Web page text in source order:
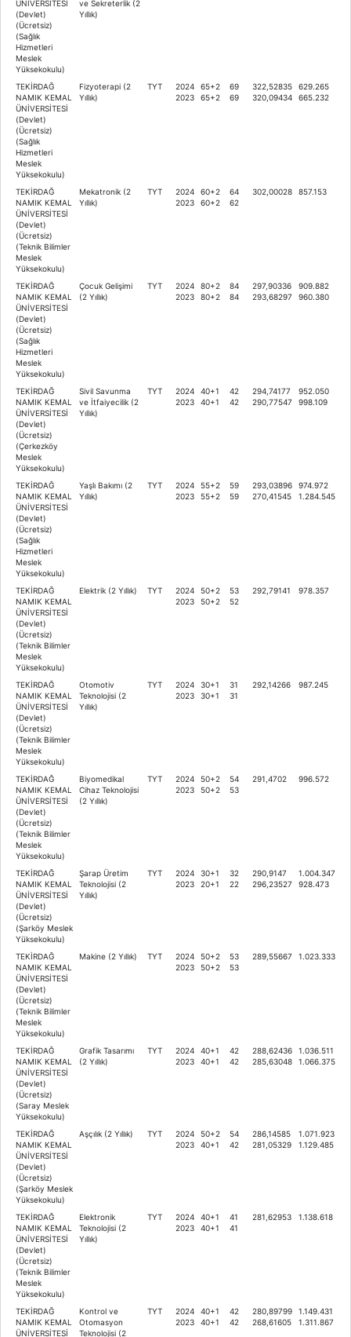
ÜNİVERSİTESİ
(Devlet)
(Ücretsiz)
(Sağlık
Hizmetleri
Meslek
Yüksekokulu)
ve Sekreterlik (2
Yıllık)
TEKİRDAĞ
NAMIK KEMAL
ÜNİVERSİTESİ
(Devlet)
(Ücretsiz)
(Sağlık
Hizmetleri
Meslek
Yüksekokulu)
Fizyoterapi (2
Yıllık)
TYT
2024
2023
65+2
65+2
69
69
322,52835
320,09434
629.265
665.232
TEKİRDAĞ
NAMIK KEMAL
ÜNİVERSİTESİ
(Devlet)
(Ücretsiz)
(Teknik Bilimler
Meslek
Yüksekokulu)
Mekatronik (2
Yıllık)
TYT
2024
2023
60+2
60+2
64
62
302,00028 857.153
TEKİRDAĞ
NAMIK KEMAL
ÜNİVERSİTESİ
(Devlet)
(Ücretsiz)
(Sağlık
Hizmetleri
Meslek
Yüksekokulu)
Çocuk Gelişimi
(2 Yıllık)
TYT
2024
2023
80+2
80+2
84
84
297,90336
293,68297
909.882
960.380
TEKİRDAĞ
NAMIK KEMAL
ÜNİVERSİTESİ
(Devlet)
(Ücretsiz)
(Çerkezköy
Meslek
Yüksekokulu)
Sivil Savunma
ve İtfaiyecilik (2
Yıllık)
TYT
2024
2023
40+1
40+1
42
42
294,74177
290,77547
952.050
998.109
TEKİRDAĞ
NAMIK KEMAL
ÜNİVERSİTESİ
(Devlet)
(Ücretsiz)
(Sağlık
Hizmetleri
Meslek
Yüksekokulu)
Yaşlı Bakımı (2
Yıllık)
TYT
2024
2023
55+2
55+2
59
59
293,03896
270,41545
974.972
1.284.545
TEKİRDAĞ
NAMIK KEMAL
ÜNİVERSİTESİ
(Devlet)
(Ücretsiz)
(Teknik Bilimler
Meslek
Yüksekokulu)
Elektrik (2 Yıllık) TYT
2024
2023
50+2
50+2
53
52
292,79141 978.357
TEKİRDAĞ
NAMIK KEMAL
ÜNİVERSİTESİ
(Devlet)
(Ücretsiz)
(Teknik Bilimler
Meslek
Yüksekokulu)
Otomotiv
Teknolojisi (2
Yıllık)
TYT
2024
2023
30+1
30+1
31
31
292,14266 987.245
TEKİRDAĞ
NAMIK KEMAL
ÜNİVERSİTESİ
(Devlet)
(Ücretsiz)
(Teknik Bilimler
Meslek
Yüksekokulu)
Biyomedikal
Cihaz Teknolojisi
(2 Yıllık)
TYT
2024
2023
50+2
50+2
54
53
291,4702 996.572
TEKİRDAĞ
NAMIK KEMAL
ÜNİVERSİTESİ
(Devlet)
(Ücretsiz)
(Şarköy Meslek
Yüksekokulu)
Şarap Üretim
Teknolojisi (2
Yıllık)
TYT
2024
2023
30+1
20+1
32
22
290,9147
296,23527
1.004.347
928.473
TEKİRDAĞ
NAMIK KEMAL
ÜNİVERSİTESİ
(Devlet)
(Ücretsiz)
(Teknik Bilimler
Meslek
Yüksekokulu)
Makine (2 Yıllık) TYT
2024
2023
50+2
50+2
53
53
289,55667 1.023.333
TEKİRDAĞ
NAMIK KEMAL
ÜNİVERSİTESİ
(Devlet)
(Ücretsiz)
(Saray Meslek
Yüksekokulu)
Grafik Tasarımı
(2 Yıllık)
TYT
2024
2023
40+1
40+1
42
42
288,62436
285,63048
1.036.511
1.066.375
TEKİRDAĞ
NAMIK KEMAL
ÜNİVERSİTESİ
(Devlet)
(Ücretsiz)
(Şarköy Meslek
Yüksekokulu)
Aşçılık (2 Yıllık) TYT
2024
2023
50+2
40+1
54
42
286,14585
281,05329
1.071.923
1.129.485
TEKİRDAĞ
NAMIK KEMAL
ÜNİVERSİTESİ
(Devlet)
(Ücretsiz)
(Teknik Bilimler
Meslek
Yüksekokulu)
Elektronik
Teknolojisi (2
Yıllık)
TYT
2024
2023
40+1
40+1
41
41
281,62953 1.138.618
TEKİRDAĞ
NAMIK KEMAL
ÜNİVERSİTESİ
Kontrol ve
Otomasyon
Teknolojisi (2
TYT
2024
2023
40+1
40+1
42
42
280,89799
268,61605
1.149.431
1.311.867